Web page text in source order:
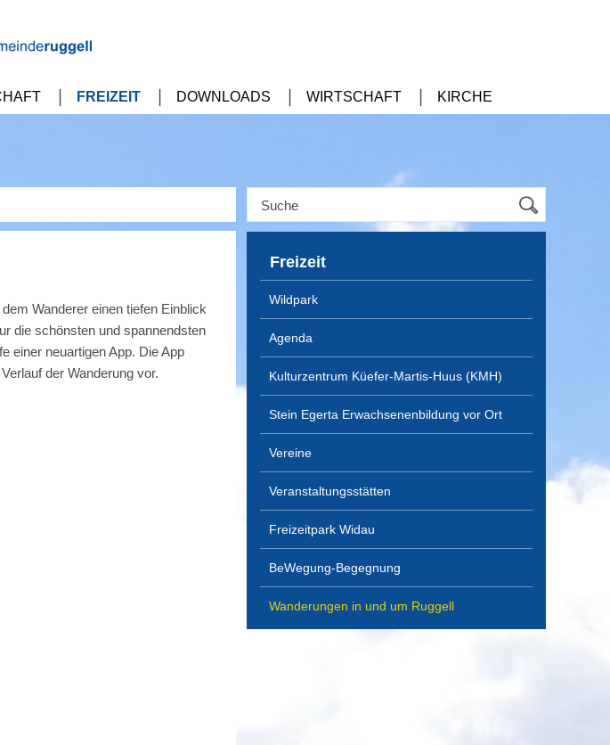
FREIZEIT DOWNLOADS WIRTSCHAFT KIRCHE
Wanderer einen tiefen Einblick
die schönsten und spannendsten
einer neuartigen App. Die App
der Wanderung vor.
Freizeit
Wildpark
Agenda
Kulturzentrum Küefer-Martis-Huus (KMH)
Stein Egerta Erwachsenenbildung vor Ort
Vereine
Veranstaltungsstätten
Freizeitpark Widau
BeWegung-Begegnung
Wanderungen in und um Ruggell